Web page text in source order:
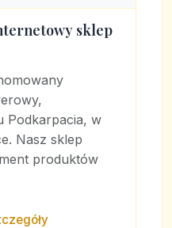
sklep
Podkarpacia, w
Nasz sklep
produktów